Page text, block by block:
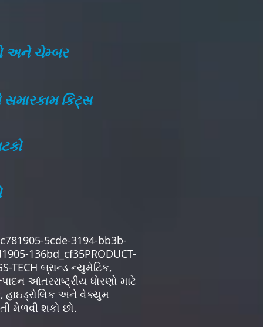
અને ચેમ્બર
કિટ્સ
5cde-3194-bb3b-
136bd_cf35PRODUCT-
TECH બ્રાન્ડ ન્યુમેટિક,
આંતરરાષ્ટ્રીય ધોરણો માટે
હાઇડ્રોલિક અને વેક્યુમ
મેળવી શકો છો.